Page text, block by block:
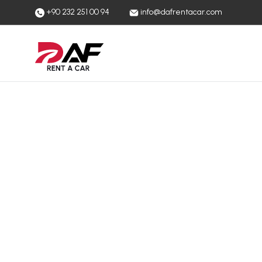
+90 232 251 00 94 info@dafrentacar.com